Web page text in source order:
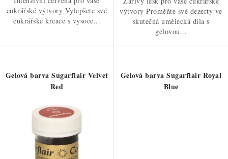
cukrářské výtvory Vylepšete své
cukrářské kreace s vysoce...
výtvory Proměňte své dezerty ve
skutečná umělecká díla s
gelovou...
Gelová barva Sugarflair Velvet
Red
Gelová barva Sugarflair Royal
Blue